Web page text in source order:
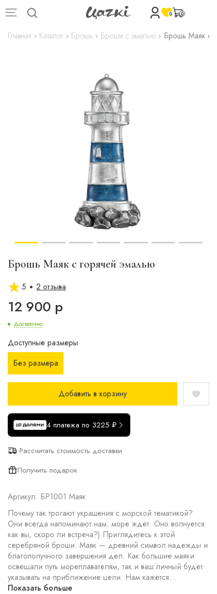
0 0
Главная Каталог Брошь Броши с эмалью Брошь Маяк с
Брошь Маяк с горячей эмалью
5 2 отзыва
12 900 р
Достаточно
Доступные размеры
Без размера
Добавить в корзину
4 платежа по 3225 ₽
Рассчитать стоимость доставки
Получить подарок
Артикул: БР1001 Маяк
Почему так трогают украшения с морской тематикой?
Они всегда напоминают нам: море ждёт. Оно волнуется:
как вы, скоро ли встреча?) Приглядитесь к этой
серебряной броши. Маяк — древний символ надежды и
благополучного завершения дел. Как большие маяки
освещали путь мореплавателям, так и ваш личный будет
указывать на приближение цели. Нам кажется...
Показать больше